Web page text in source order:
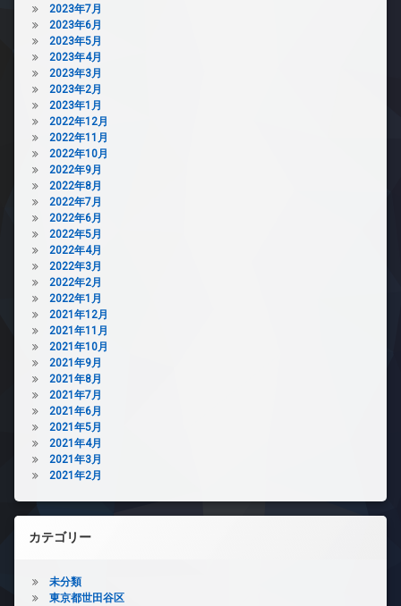
2023年7月
2023年6月
2023年5月
2023年4月
2023年3月
2023年2月
2023年1月
2022年12月
2022年11月
2022年10月
2022年9月
2022年8月
2022年7月
2022年6月
2022年5月
2022年4月
2022年3月
2022年2月
2022年1月
2021年12月
2021年11月
2021年10月
2021年9月
2021年8月
2021年7月
2021年6月
2021年5月
2021年4月
2021年3月
2021年2月
カテゴリー
未分類
東京都世田谷区